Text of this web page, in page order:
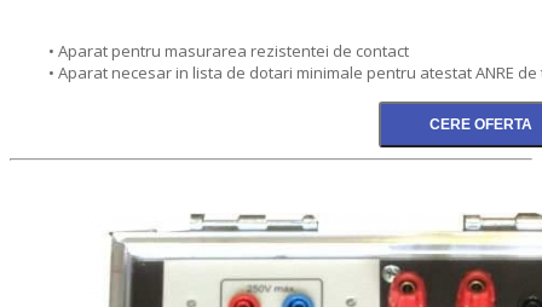
• Aparat pentru masurarea rezistentei de contact
• Aparat necesar in lista de dotari minimale pentru atestat ANRE de